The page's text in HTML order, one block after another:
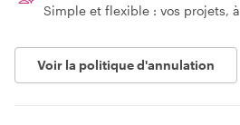
Simple et flexible : vos projets,
Voir la politique d'annulation